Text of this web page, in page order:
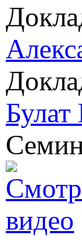
Булат